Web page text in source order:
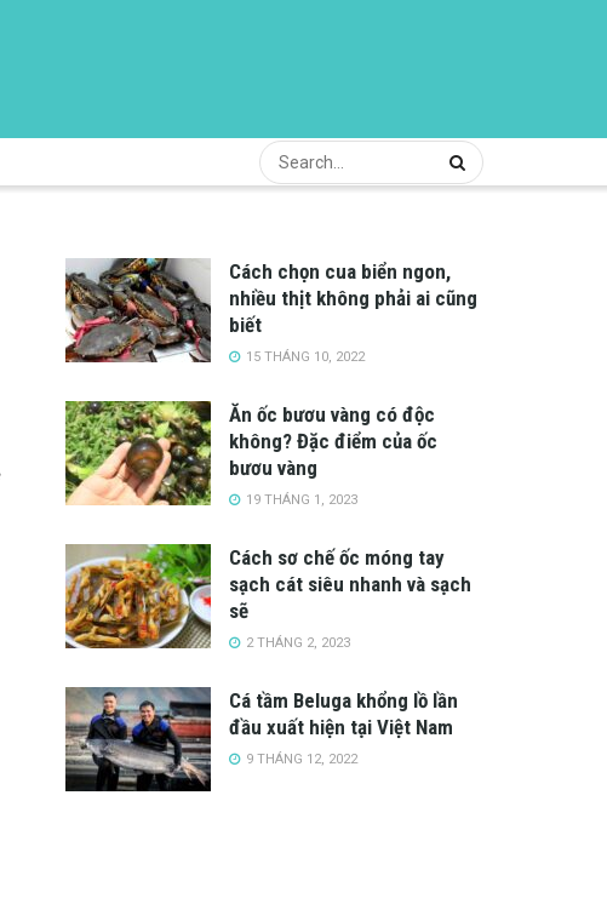
Cách chọn cua biển ngon,
nhiều thịt không phải ai cũng
biết
15 THÁNG 10, 2022
Ăn ốc bươu vàng có độc
không? Đặc điểm của ốc
bươu vàng
19 THÁNG 1, 2023
Cách sơ chế ốc móng tay
sạch cát siêu nhanh và sạch
sẽ
2 THÁNG 2, 2023
Cá tầm Beluga khổng lồ lần
đầu xuất hiện tại Việt Nam
9 THÁNG 12, 2022